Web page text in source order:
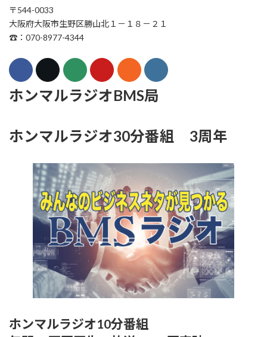
〒544-0033
大阪府大阪市生野区勝山北１－１８－２１
☎：070-8977-4344
ホンマルラジオBMS局
ホンマルラジオ30分番組 3周年
ホンマルラジオ10分番組